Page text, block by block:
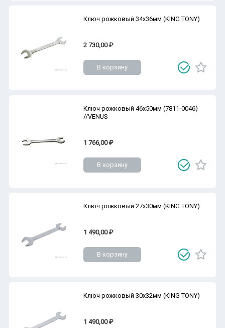
Ключ рожковый 34х36мм (KING TONY)
2 730,00 ₽
В корзину
Ключ рожковый 46х50мм (7811-0046)
//VENUS
1 766,00 ₽
В корзину
Ключ рожковый 27х30мм (KING TONY)
1 490,00 ₽
В корзину
Ключ рожковый 30х32мм (KING TONY)
1 490,00 ₽